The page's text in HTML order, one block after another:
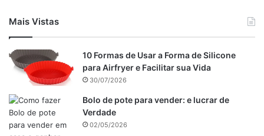
Mais Vistas
10 Formas de Usar a Forma de Silicone
para Airfryer e Facilitar sua Vida
30/07/2026
Bolo de pote para vender: e lucrar de
Verdade
02/05/2026